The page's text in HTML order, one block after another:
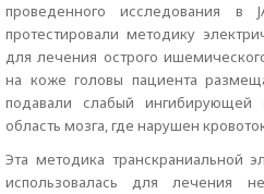
проведенного исследования в
протестировали методику
для лечения острого
на коже головы пациента
подавали слабый
область мозга, где нарушен
Эта методика транскраниальной
использовалась для лечения